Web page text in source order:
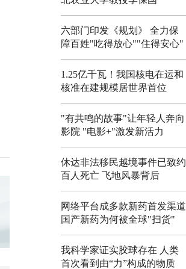
六部门印发《规划》 全力保
障百姓"吃得放心""住得安心"
1.25亿千瓦！我国核电在运和
核准在建规模居世界首位
"有共鸣的故事"让年轻人奔向
影院 "电影+"激发新活力
休达非法移民越境事件已致约
百人死亡 飞地风暴背后
网络平台成多款新药首发渠道
国产新药为何被全球"扫货"
我科学家证实胶球存在 人类
首次看到由“力”构成的物质